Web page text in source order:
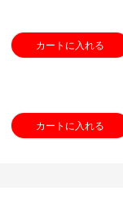
カートに入れる
カートに入れる